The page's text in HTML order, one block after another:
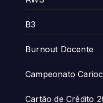
B3
Burnout Docente
Campeonato
Cartão de Crédito